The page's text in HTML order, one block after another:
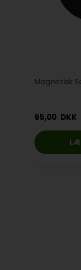
Magnetisk
65,00 DKK